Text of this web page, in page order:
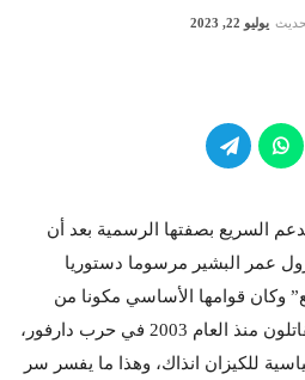
يوليو 22, 2023
قوات الدعم السريع بصفتها الرسمية بعد أن
عمر البشير مرسوما دستوريا
وكان قوامها الأساسي مكونا من
5000 عنصر، كانوا مسلحين يقاتلون منذ العام 2003 في حرب دارفور،
للكيزان انذاك، وهذا ما يفسر سر